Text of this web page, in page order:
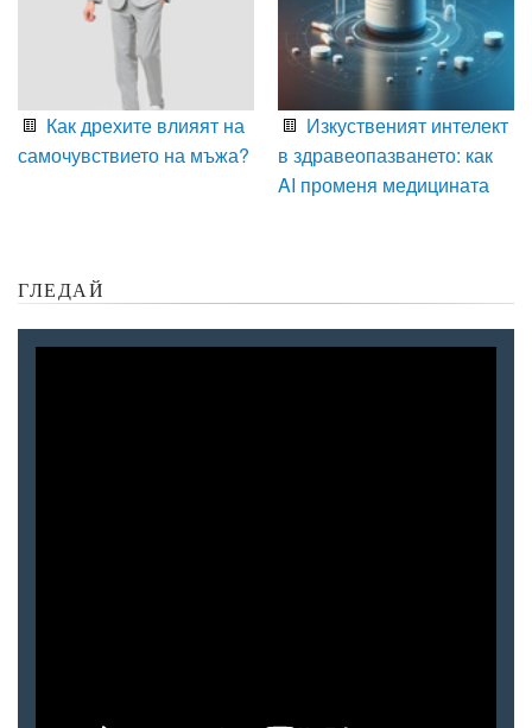
Как дрехите влияят на
самочувствието на мъжа?
Изкуственият интелект
в здравеопазването: как
AI променя медицината
ГЛЕДАЙ